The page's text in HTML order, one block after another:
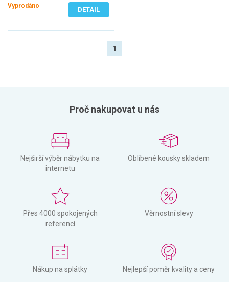
Vyprodáno
DETAIL
1
Proč nakupovat u nás
Nejširší výběr nábytku na
internetu
Oblíbené kousky skladem
Přes 4000 spokojených
referencí
Věrnostní slevy
Nákup na splátky Nejlepší poměr kvality a ceny